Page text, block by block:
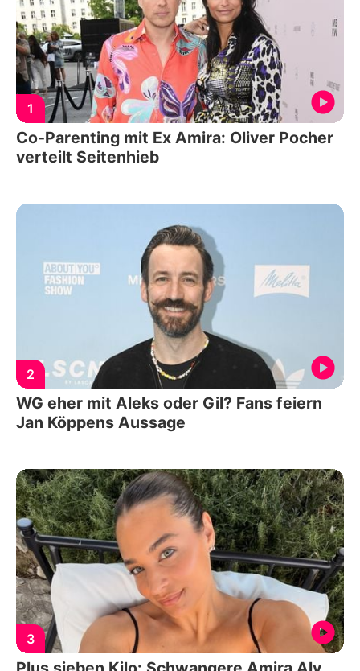
1
Co-Parenting mit Ex Amira: Oliver Pocher
verteilt Seitenhieb
2
WG eher mit Aleks oder Gil? Fans feiern
Jan Köppens Aussage
3